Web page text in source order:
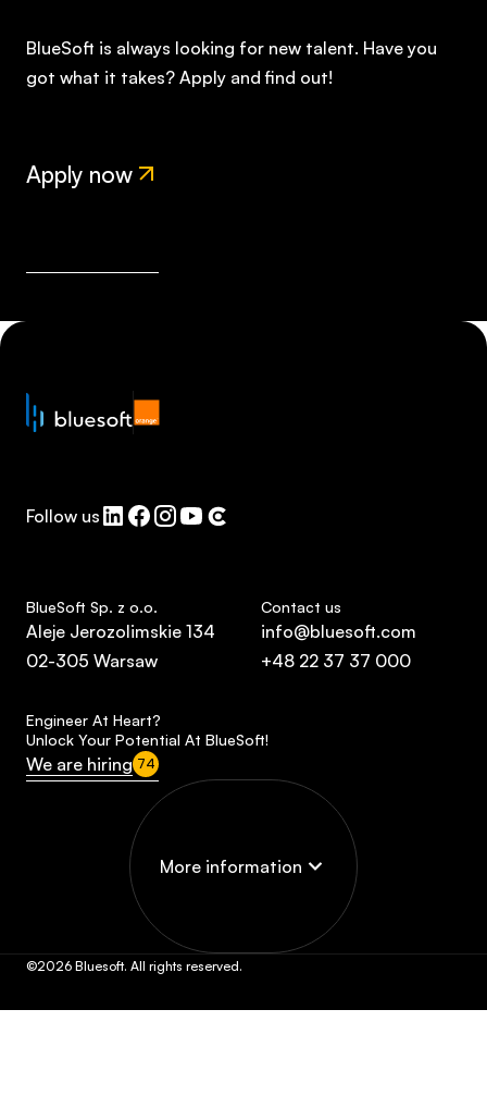
BlueSoft is always looking for new talent. Have you
got what it takes? Apply and find out!
Apply now
Follow us
BlueSoft Sp. z o.o.
Aleje Jerozolimskie 134
02-305 Warsaw
Contact us
info@bluesoft.com
+48 22 37 37 000
Engineer At Heart?
Unlock Your Potential At BlueSoft!
We are hiring 74
More information
©2026 Bluesoft. All rights reserved.